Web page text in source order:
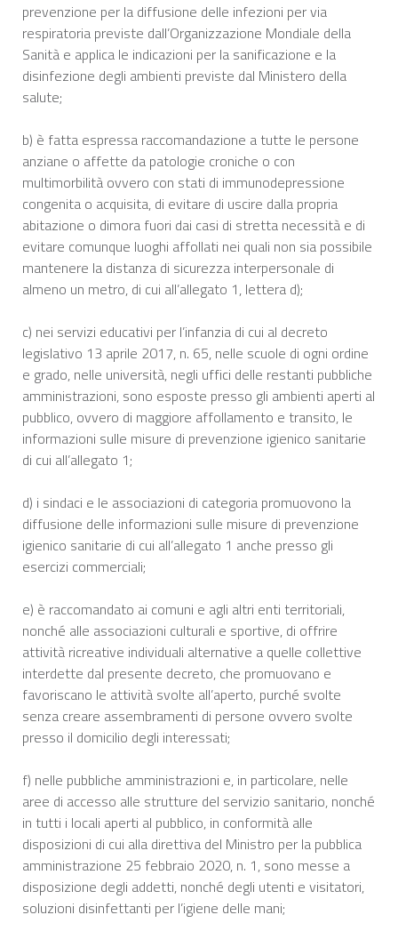
prevenzione per la diffusione delle infezioni per via
respiratoria previste dall’Organizzazione Mondiale della
Sanità e applica le indicazioni per la sanificazione e la
disinfezione degli ambienti previste dal Ministero della
salute;
b) è fatta espressa raccomandazione a tutte le persone
anziane o affette da patologie croniche o con
multimorbilità ovvero con stati di immunodepressione
congenita o acquisita, di evitare di uscire dalla propria
abitazione o dimora fuori dai casi di stretta necessità e di
evitare comunque luoghi affollati nei quali non sia possibile
mantenere la distanza di sicurezza interpersonale di
almeno un metro, di cui all’allegato 1, lettera d);
c) nei servizi educativi per l’infanzia di cui al decreto
legislativo 13 aprile 2017, n. 65, nelle scuole di ogni ordine
e grado, nelle università, negli uffici delle restanti pubbliche
amministrazioni, sono esposte presso gli ambienti aperti al
pubblico, ovvero di maggiore affollamento e transito, le
informazioni sulle misure di prevenzione igienico sanitarie
di cui all’allegato 1;
d) i sindaci e le associazioni di categoria promuovono la
diffusione delle informazioni sulle misure di prevenzione
igienico sanitarie di cui all’allegato 1 anche presso gli
esercizi commerciali;
e) è raccomandato ai comuni e agli altri enti territoriali,
nonché alle associazioni culturali e sportive, di offrire
attività ricreative individuali alternative a quelle collettive
interdette dal presente decreto, che promuovano e
favoriscano le attività svolte all’aperto, purché svolte
senza creare assembramenti di persone ovvero svolte
presso il domicilio degli interessati;
f) nelle pubbliche amministrazioni e, in particolare, nelle
aree di accesso alle strutture del servizio sanitario, nonché
in tutti i locali aperti al pubblico, in conformità alle
disposizioni di cui alla direttiva del Ministro per la pubblica
amministrazione 25 febbraio 2020, n. 1, sono messe a
disposizione degli addetti, nonché degli utenti e visitatori,
soluzioni disinfettanti per l’igiene delle mani;